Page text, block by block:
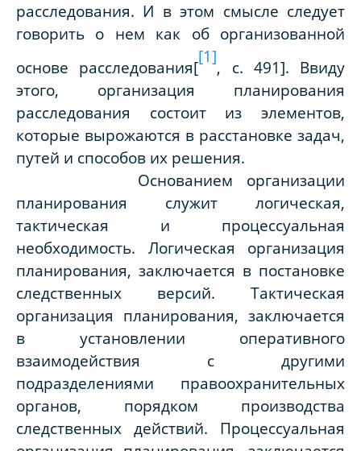
расследования. И в этом смысле следует
говорить о нем как об организованной
основе расследования[
[1]
, с. 491]. Ввиду
этого, организация планирования
расследования состоит из элементов,
которые вырожаются в расстановке задач,
путей и способов их решения.
Основанием организации
планирования служит логическая,
тактическая и процессуальная
необходимость. Логическая организация
планирования, заключается в постановке
следственных версий. Тактическая
организация планирования, заключается
в установлении оперативного
взаимодействия с другими
подразделениями правоохранительных
органов, порядком производства
следственных действий. Процессуальная